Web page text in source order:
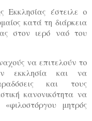
έστειλε ο
κατά τη διάρκεια
στον ιερό ναό του
να επιτελούν το
εκκλησία και να
και τους
κανονικότητα να
μητρός